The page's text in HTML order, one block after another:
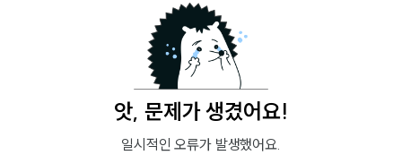
앗, 문제가 생겼어요!
일시적인 오류가 발생했어요.